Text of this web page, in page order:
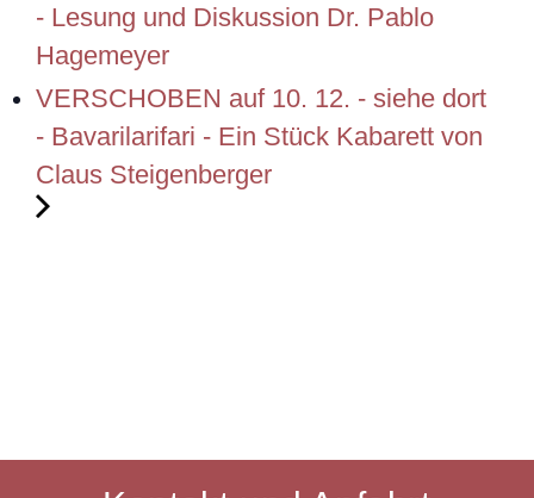
- Lesung und Diskussion Dr. Pablo
Hagemeyer
VERSCHOBEN auf 10. 12. - siehe dort
- Bavarilarifari - Ein Stück Kabarett von
Claus Steigenberger